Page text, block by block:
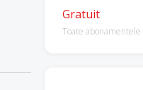
Gratuit
Toate abonamentele